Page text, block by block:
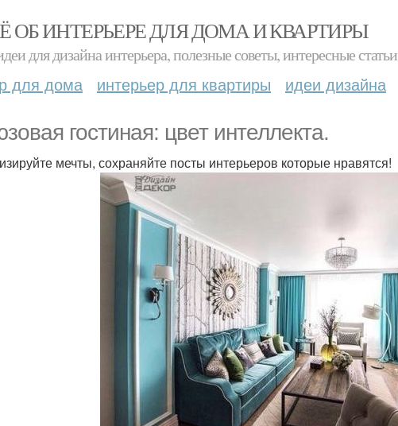
ОБ ИНТЕРЬЕРЕ ДЛЯ ДОМА И КВАРТИРЫ
для дизайна интерьера, полезные советы, интересные статьи
для дома интерьер для квартиры идеи дизайна
гостиная: цвет интеллекта.
мечты, сохраняйте посты интерьеров которые нравятся!